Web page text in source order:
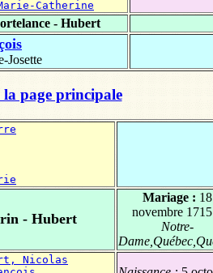
Catherine
- Hubert
Josette
page principale
- Hubert
Mariage : 18
novembre 1715
Notre-
Nicolas